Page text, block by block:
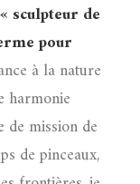
sculpteur de
pour
à la nature
harmonie
de mission de
de pinceaux,